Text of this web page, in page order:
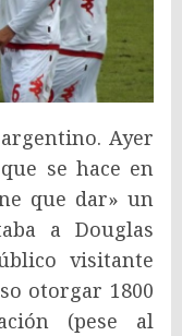
Ayer
se hace en
que dar» un
a Douglas
visitante
otorgar 1800
(pese al